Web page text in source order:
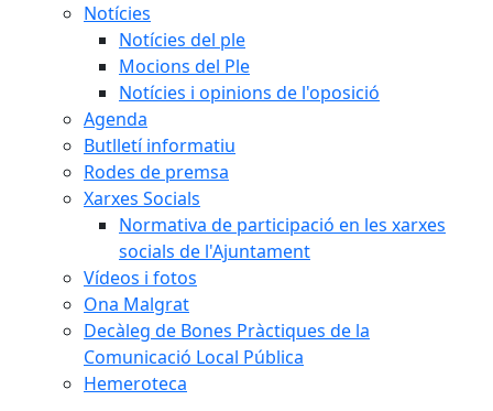
Notícies
Notícies del ple
Mocions del Ple
Notícies i opinions de l'oposició
Agenda
Butlletí informatiu
Rodes de premsa
Xarxes Socials
Normativa de participació en les xarxes
socials de l'Ajuntament
Vídeos i fotos
Ona Malgrat
Decàleg de Bones Pràctiques de la
Comunicació Local Pública
Hemeroteca